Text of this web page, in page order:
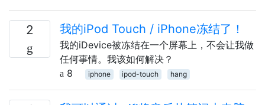
2 我的iPod Touch / iPhone冻结了！
我的iDevice被冻结在一个屏幕上，不会让我做
任何事情。我该如何解决？
8
iphone ipod-touch hang